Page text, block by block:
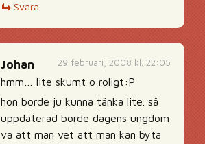
Svara
29 februari, 2008 kl. 22:05
Johan
hmm… lite skumt o roligt:P
hon borde ju kunna tänka lite. så
uppdaterad borde dagens ungdom
va att man vet att man kan byta